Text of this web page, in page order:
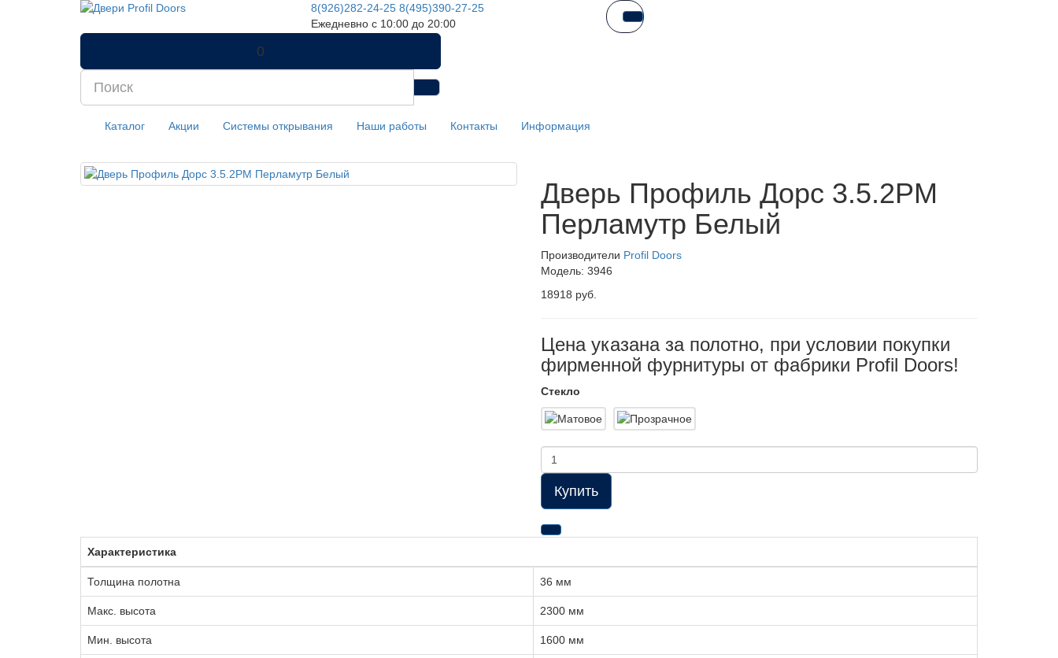
8(926)282-24-25 8(495)390-27-25
Ежедневно с 10:00 до 20:00
0
Каталог Акции Системы открывания Наши работы Контакты Информация
Дверь Профиль Дорс 3.5.2PM
Перламутр Белый
Производители Profil Doors
Модель: 3946
18918 руб.
Цена указана за полотно, при условии покупки
фирменной фурнитуры от фабрики Profil Doors!
Стекло
Купить
Характеристика
Толщина полотна 36 мм
Макс. высота 2300 мм
Мин. высота 1600 мм